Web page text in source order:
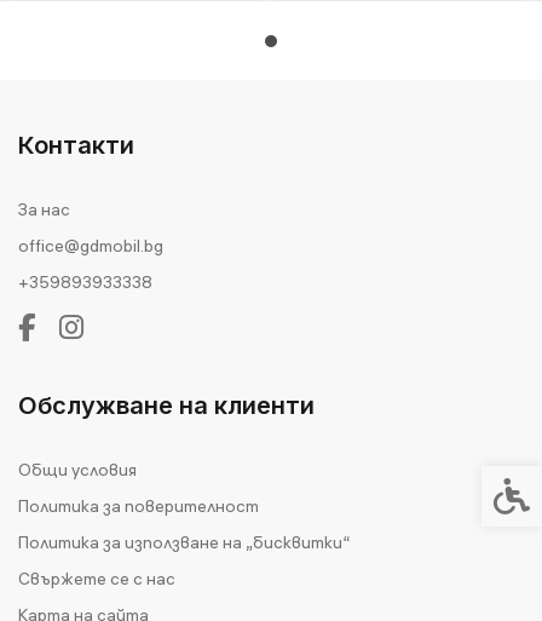
Контакти
За нас
office@gdmobil.bg
+359893933338
Обслужване на клиенти
Общи условия
Политика за поверителност
Политика за използване на „бисквитки“
Свържете се с нас
Карта на сайта